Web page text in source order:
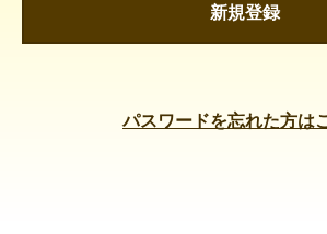
新規登録
パスワードを忘れた方は